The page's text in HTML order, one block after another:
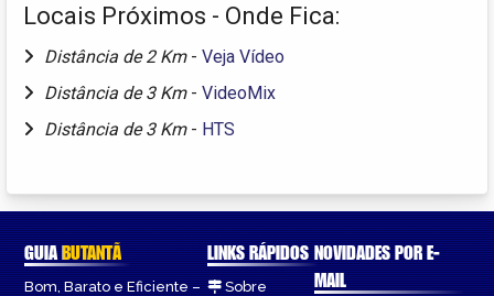
Locais Próximos - Onde Fica:
Distância de 2 Km - Veja Vídeo
Distância de 3 Km - VideoMix
Distância de 3 Km - HTS
GUIABUTANTÃ
Bom, Barato e Eficiente –
LINKS RÁPIDOS
Sobre
NOVIDADES POR E-
MAIL